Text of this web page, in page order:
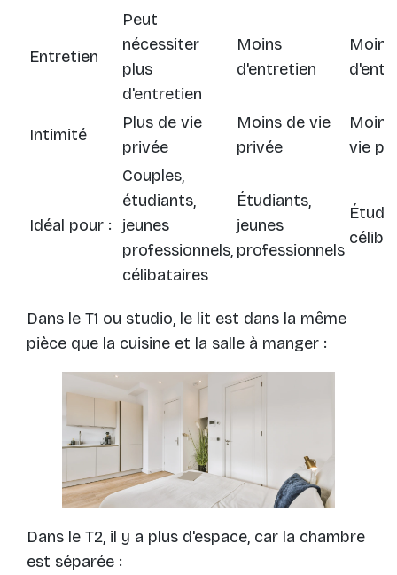
Entretien
Peut
nécessiter
plus
d'entretien
Moins
d'entretien
Moins
Intimité
Plus de vie
privée
Moins de vie
privée
vie
Idéal pour :
Couples,
étudiants,
jeunes
professionnels,
célibataires
Étudiants,
jeunes
professionnels
Dans le T1 ou studio, le lit est dans la même
pièce que la cuisine et la salle à manger :
Dans le T2, il y a plus d'espace, car la chambre
est séparée :